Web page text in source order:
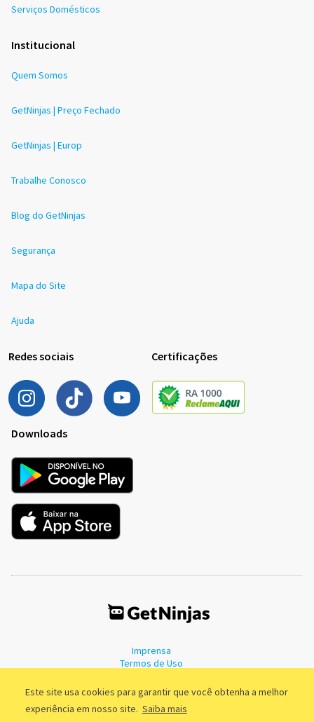
Este site usa cookies para garantir que você obtenha a melhor
experiência em nosso site. Saiba mais
Serviços Domésticos
Institucional
Quem Somos
GetNinjas | Preço Fechado
GetNinjas | Europ
Trabalhe Conosco
Blog do GetNinjas
Segurança
Mapa do Site
Ajuda
Redes sociais Certificações
Downloads
Imprensa
Termos de Uso